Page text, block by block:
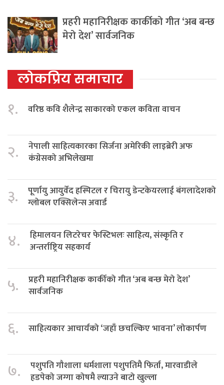
प्रहरी महानिरीक्षक कार्कीको गीत ‘अब बन्छ
मेरो देश’ सार्वजनिक
लोकप्रिय समाचार
१. वरिष्ठ कवि शैलेन्द्र साकारको एकल कविता वाचन
२.
नेपाली साहित्यकारका सिर्जना अमेरिकी लाइब्रेरी अफ
कंग्रेसको अभिलेखमा
३.
पूर्णायु आयुर्वेद हस्पिटल र चिरायु डेन्टकेयरलाई बंगलादेशको
ग्लोबल एक्सिलेन्स अवार्ड
४.
हिमालयन लिटरेचर फेस्टिभलः साहित्य, संस्कृति र
अन्तर्राष्ट्रिय सहकार्य
५.
प्रहरी महानिरीक्षक कार्कीको गीत ‘अब बन्छ मेरो देश’
सार्वजनिक
६. साहित्यकार आचार्यको ‘जहाँ छचल्किए भावना’ लोकार्पण
७.
पशुपति गौशाला धर्मशाला पशुपतिमै फिर्ता, मारवाडीले
हडपेको जग्गा कोषमै ल्याउने बाटो खुल्ला